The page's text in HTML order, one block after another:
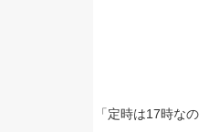
「定時は17時な